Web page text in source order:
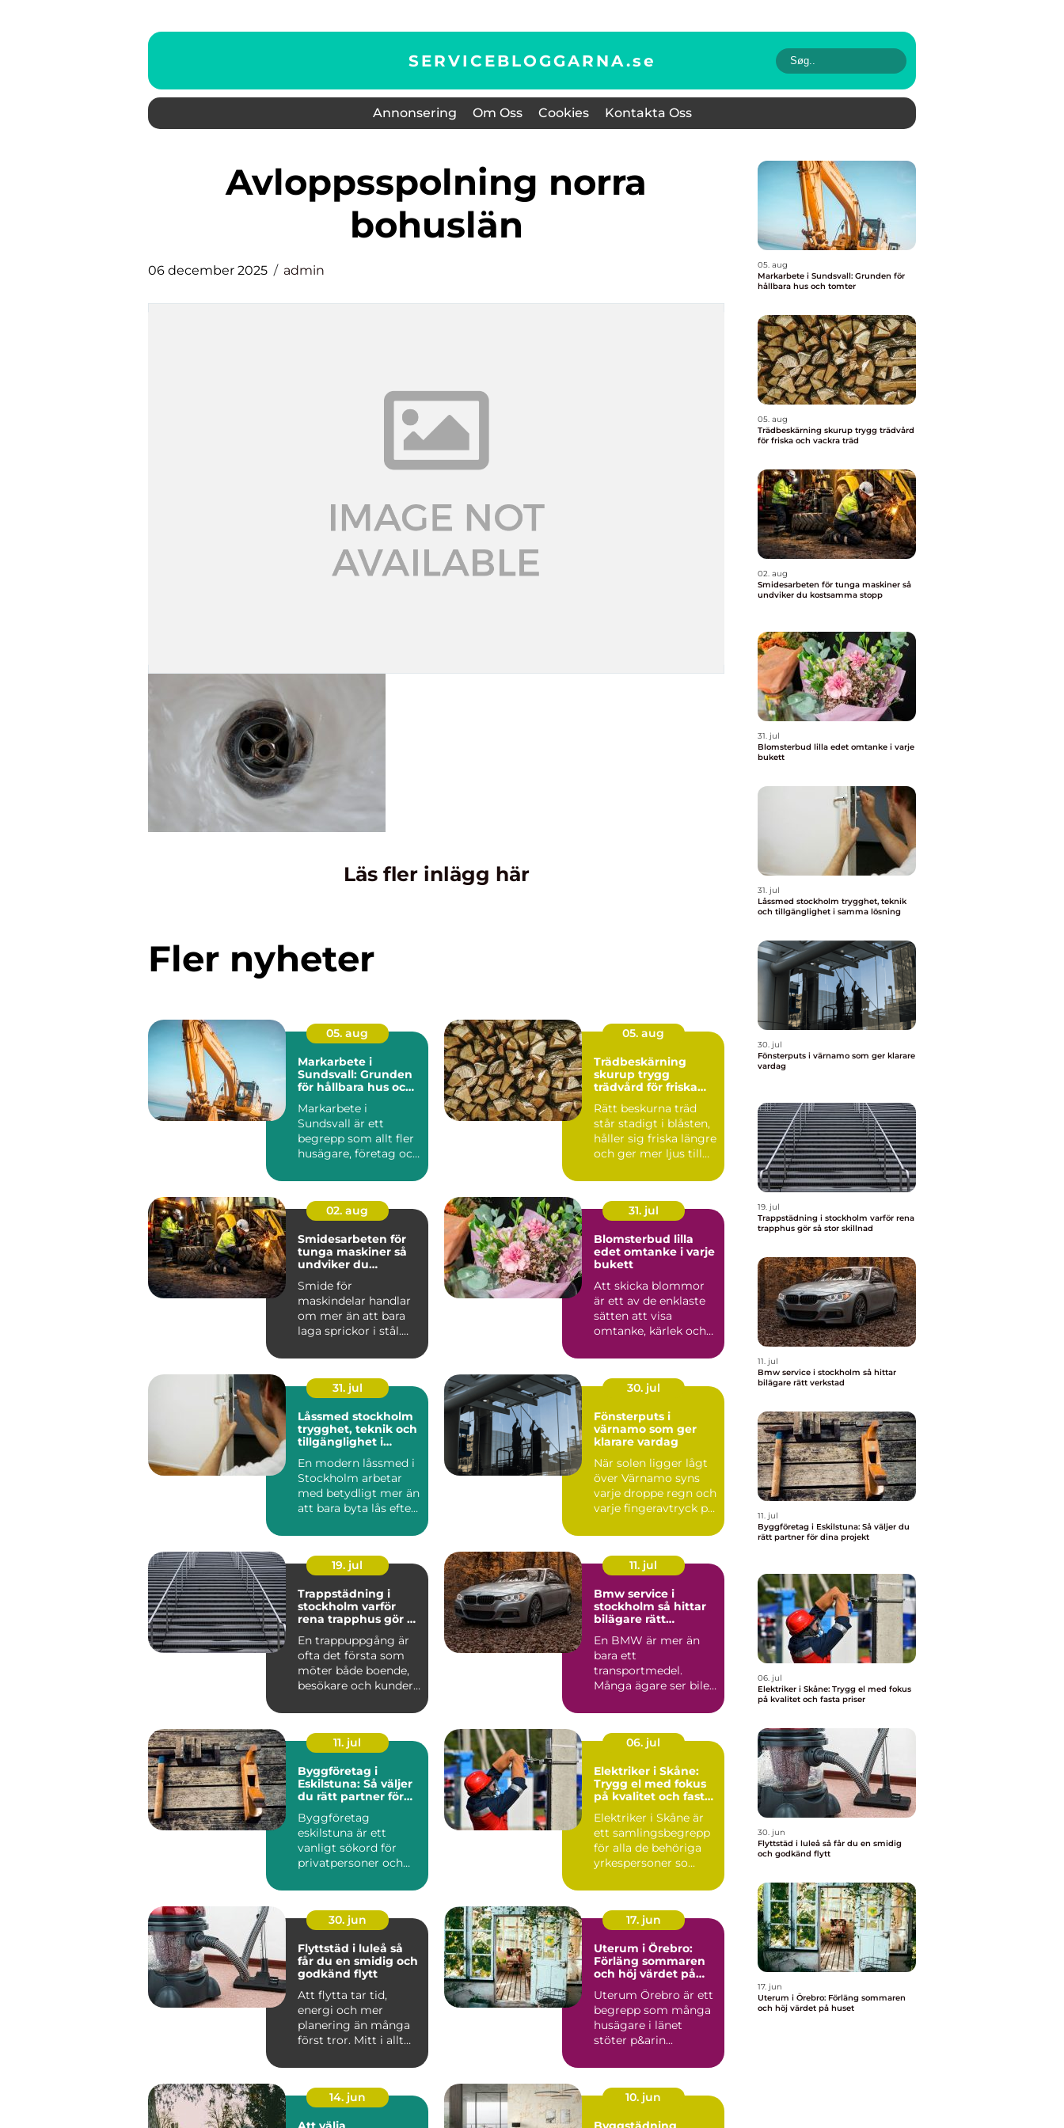
SERVICEBLOGGARNA.se
Annonsering Om Oss Cookies Kontakta Oss
avloppsspolning norra
bohuslän
06 december 2025 admin
Läs fler inlägg här
Fler nyheter
05. aug
Markarbete i
Sundsvall: Grunden
för hållbara hus och
Markarbete i
Sundsvall är ett
begrepp som allt fler
husägare, företag och
05. aug
Trädbeskärning
skurup trygg
trädvård för friska
Rätt beskurna träd
står stadigt i blåsten,
håller sig friska längre
och ger mer ljus till
02. aug
Smidesarbeten för
tunga maskiner så
undviker du
Smide för
maskindelar handlar
om mer än att bara
laga sprickor i stål.
bygg, entrep...
31. jul
Blomsterbud lilla
edet omtanke i varje
bukett
Att skicka blommor
är ett av de enklaste
sätten att visa
omtanke, kärlek och
kan ...
31. jul
Låssmed stockholm
trygghet, teknik och
tillgänglighet i
En modern låssmed i
Stockholm arbetar
med betydligt mer än
att bara byta lås efter
30. jul
Fönsterputs i
värnamo som ger
klarare vardag
När solen ligger lågt
över Värnamo syns
varje droppe regn och
varje fingeravtryck på
19. jul
Trappstädning i
stockholm varför
rena trapphus gör så
En trappuppgång är
ofta det första som
möter både boende,
besökare och kunder.
dammig...
11. jul
Bmw service i
stockholm så hittar
bilägare rätt
En BMW är mer än
bara ett
transportmedel.
Många ägare ser bilen
av teknik, komfor...
11. jul
Byggföretag i
Eskilstuna: Så väljer
du rätt partner för
Byggföretag
eskilstuna är ett
vanligt sökord för
privatpersoner och
06. jul
Elektriker i Skåne:
Trygg el med fokus
på kvalitet och fasta
Elektriker i Skåne är
ett samlingsbegrepp
för alla de behöriga
yrkespersoner so...
30. jun
Flyttstäd i luleå så
får du en smidig och
godkänd flytt
Att flytta tar tid,
energi och mer
planering än många
först tror. Mitt i allt
som...
17. jun
Uterum i Örebro:
Förläng sommaren
och höj värdet på
Uterum Örebro är ett
begrepp som många
husägare i länet
stöter p&arin...
14. jun
10. jun
05. aug
Markarbete i Sundsvall: Grunden för
hållbara hus och tomter
05. aug
Trädbeskärning skurup trygg trädvård
för friska och vackra träd
02. aug
Smidesarbeten för tunga maskiner så
undviker du kostsamma stopp
31. jul
Blomsterbud lilla edet omtanke i varje
bukett
31. jul
Låssmed stockholm trygghet, teknik
och tillgänglighet i samma lösning
30. jul
Fönsterputs i värnamo som ger klarare
vardag
19. jul
Trappstädning i stockholm varför rena
trapphus gör så stor skillnad
11. jul
Bmw service i stockholm så hittar
bilägare rätt verkstad
11. jul
Byggföretag i Eskilstuna: Så väljer du
rätt partner för dina projekt
06. jul
Elektriker i Skåne: Trygg el med fokus
på kvalitet och fasta priser
30. jun
Flyttstäd i luleå så får du en smidig
och godkänd flytt
17. jun
Uterum i Örebro: Förläng sommaren
och höj värdet på huset